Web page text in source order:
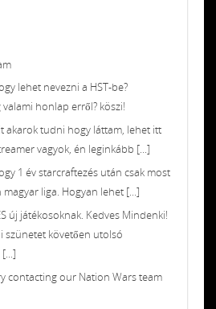
lehet nevezni a HST-be?
honlap erről? köszi!
akarok tudni hogy láttam, lehet itt
vagyok, én leginkább [...]
1 év starcraftezés után csak most
liga. Hogyan lehet [...]
új játékosoknak. Kedves Mindenki!
szünetet követően utolsó
contacting our Nation Wars team